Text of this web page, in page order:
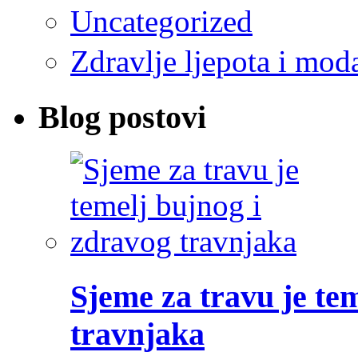
Uncategorized
Zdravlje ljepota i
Blog postovi
Sjeme za travu je
travnjaka